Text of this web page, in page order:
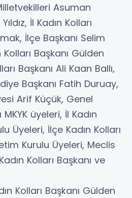
Asuman
İl Kadın Kolları
İlçe Başkanı Selim
Başkanı Gülden
Başkanı Ali Kaan Ballı,
Başkanı Fatih Duruay,
Arif Küçük, Genel
üyeleri, İl Kadın
Üyeleri, İlçe Kadın Kolları
Kurulu Üyeleri, Meclis
Kolları Başkanı ve
Kolları Başkanı Gülden